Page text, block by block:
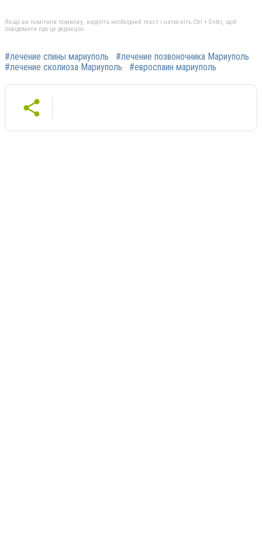
Якщо ви помітили помилку, виділіть необхідний текст і натисніть Ctrl + Enter, щоб
повідомити про це редакцію
#лечение спины мариуполь
#лечение позвоночника Мариуполь
#лечение сколиоза Мариуполь
#евроспаин мариуполь